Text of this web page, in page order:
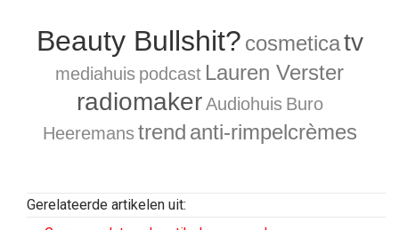
Beauty Bullshit? cosmeticatv
mediahuis podcast Lauren Verster
radiomaker Audiohuis Buro
Heeremans trend anti-rimpelcrèmes
Gerelateerde artikelen uit: